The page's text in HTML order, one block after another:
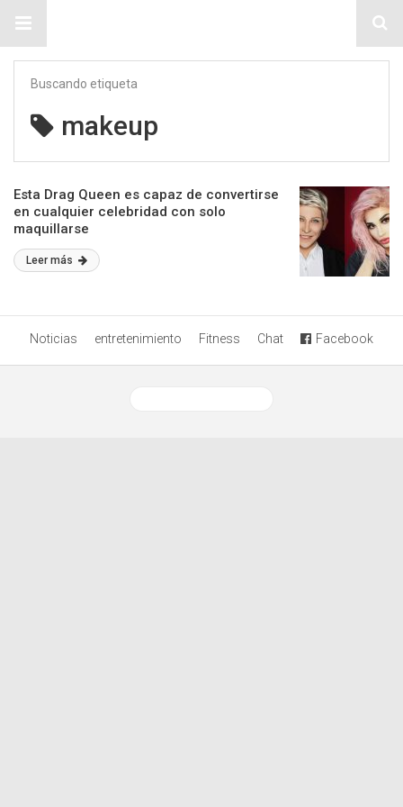
Buscando etiqueta
makeup
Esta Drag Queen es capaz de convertirse
en cualquier celebridad con solo
maquillarse
Leer más
Noticias entretenimiento Fitness Chat Facebook